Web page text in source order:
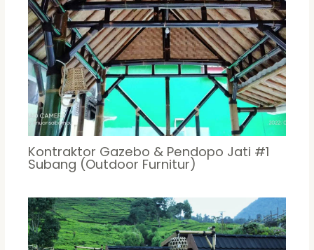
Kontraktor Gazebo & Pendopo Jati #1
Subang (Outdoor Furnitur)